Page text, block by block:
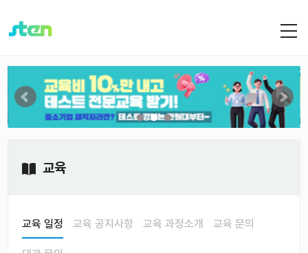
교육
교육 일정 교육 공지사항 교육 과정소개 교육 문의